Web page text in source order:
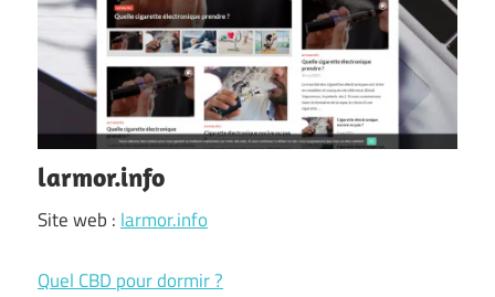
larmor.info
Site web : larmor.info
Quel CBD pour dormir ?